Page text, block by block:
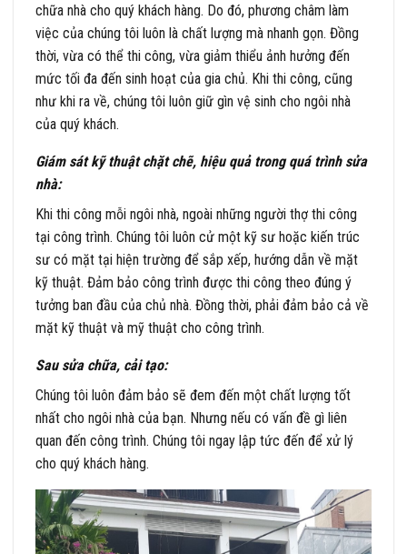
chữa nhà cho quý khách hàng. Do đó, phương châm làm
việc của chúng tôi luôn là chất lượng mà nhanh gọn. Đồng
thời, vừa có thể thi công, vừa giảm thiểu ảnh hưởng đến
mức tối đa đến sinh hoạt của gia chủ. Khi thi công, cũng
như khi ra về, chúng tôi luôn giữ gìn vệ sinh cho ngôi nhà
của quý khách.
Giám sát kỹ thuật chặt chẽ, hiệu quả trong quá trình sửa
nhà:
Khi thi công mỗi ngôi nhà, ngoài những người thợ thi công
tại công trình. Chúng tôi luôn cử một kỹ sư hoặc kiến trúc
sư có mặt tại hiện trường để sắp xếp, hướng dẫn về mặt
kỹ thuật. Đảm bảo công trình được thi công theo đúng ý
tưởng ban đầu của chủ nhà. Đồng thời, phải đảm bảo cả về
mặt kỹ thuật và mỹ thuật cho công trình.
Sau sửa chữa, cải tạo:
Chúng tôi luôn đảm bảo sẽ đem đến một chất lượng tốt
nhất cho ngôi nhà của bạn. Nhưng nếu có vấn đề gì liên
quan đến công trình. Chúng tôi ngay lập tức đến để xử lý
cho quý khách hàng.